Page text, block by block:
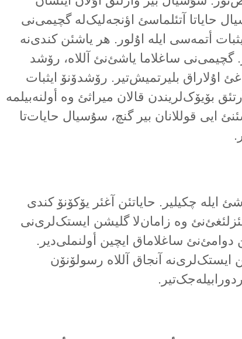
حایاتا آتئلماسئ اؤنجەلیک‌لە گچیمی‌نی
أتمەسی ایلە اۇلور. هر یاشئن کندی‌نە
گچیمی‌نی ساغلاما یاشئ‌نئ آللاە، رۆشد
اۇلاراق بلیرتمیش‌تیر. رۆشدۆنۆ ایثبات
بۆیۆک‌لریندن قالان میراثئ وە أولنەبیلمە
ایی قوللانان بیر گنچ، سۇسیال حایات‌تا
ایلە چکیلیر. حایاتئن آغئر یۆکۆنۆ کندی
وە زامان‌لا گلیشن ایستک‌لری‌نی
ساغلاماق ایچین أولنملی‌دیر.
آنجاق آللاە رسولۆنۆن